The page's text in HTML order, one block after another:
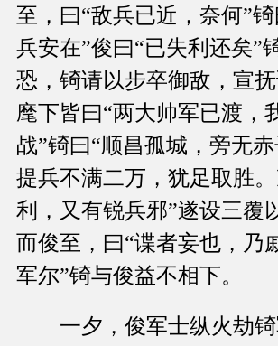
至，曰“敌兵已近，奈何”
兵安在”俊曰“已失利还矣”
恐，锜请以步卒御敌，宣
麾下皆曰“两大帅军已渡，
战”锜曰“顺昌孤城，旁无
提兵不满二万，犹足取胜
利，又有锐兵邪”遂设三覆
而俊至，曰“谍者妄也，乃
军尔”锜与俊益不相下。
一夕，俊军士纵火劫锜